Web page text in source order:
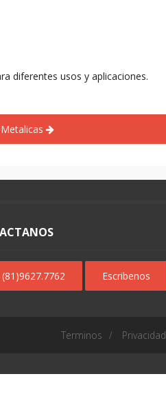
diferentes usos y aplicaciones.
(81)9627.7762 Escribenos
Terminos Privacidad